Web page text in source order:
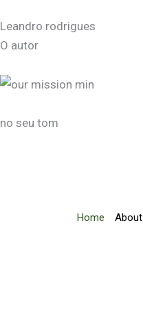
Leandro rodrigues
O autor
no seu tom
Home About